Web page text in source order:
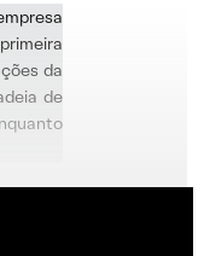
da
de